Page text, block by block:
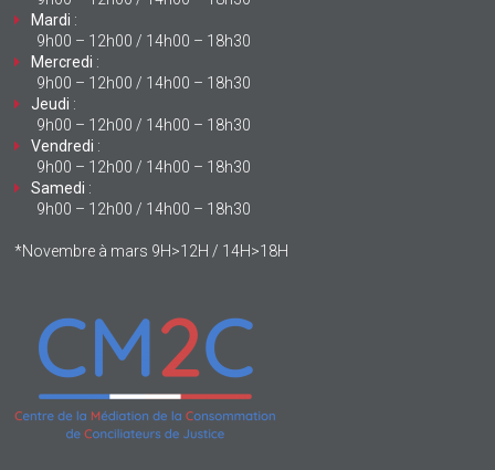
Mardi :
9h00 – 12h00 / 14h00 – 18h30
Mercredi :
9h00 – 12h00 / 14h00 – 18h30
Jeudi :
9h00 – 12h00 / 14h00 – 18h30
Vendredi :
9h00 – 12h00 / 14h00 – 18h30
Samedi :
9h00 – 12h00 / 14h00 – 18h30
*Novembre à mars 9H>12H / 14H>18H